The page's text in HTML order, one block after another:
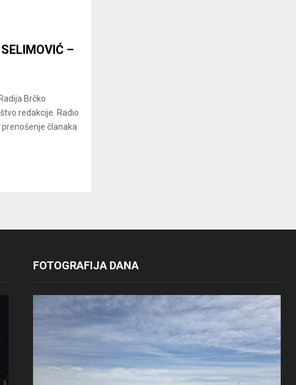
–
Brčko
redakcije. Radio
članaka
FOTOGRAFIJA DANA